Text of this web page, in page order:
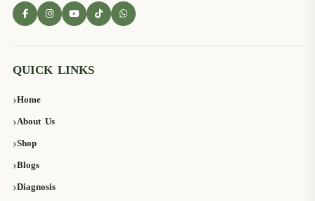
QUICK LINKS
Home
About Us
Shop
Blogs
Diagnosis